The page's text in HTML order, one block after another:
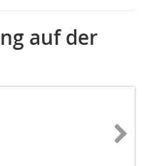
auf der